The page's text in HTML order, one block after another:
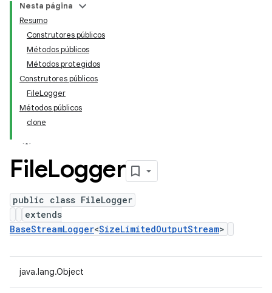
Nesta página
Resumo
Construtores públicos
Métodos públicos
Métodos protegidos
Construtores públicos
FileLogger
Métodos públicos
clone
FileLogger
public class FileLogger
extends
BaseStreamLogger<SizeLimitedOutputStream>
java.lang.Object